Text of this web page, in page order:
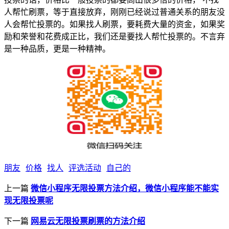
人帮忙刷票，等于直接放弃，刚刚已经说过普通关系的朋友没
人会帮忙投票的。如果找人刷票，要耗费大量的资金，如果奖
励和荣誉和花费成正比，我们还是要找人帮忙投票的。不言弃
是一种品质，更是一种精神。
朋友 价格 找人 评选活动 自己的
上一篇 微信小程序无限投票方法介绍，微信小程序能不能实
现无限投票呢
下一篇 网易云无限投票刷票的方法介绍